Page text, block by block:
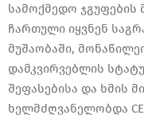
სამოქმედო ჯგუფების
ჩართული იყვნენ
მუშაობაში,
დამკვირვებლის
შეფასებისა და ხმის
ხელმძღვანელობდა